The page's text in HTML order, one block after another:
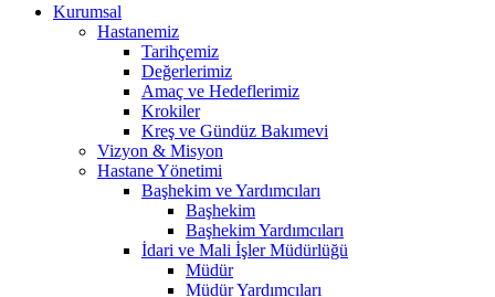
Kurumsal
Hastanemiz
Tarihçemiz
Değerlerimiz
Amaç ve Hedeflerimiz
Krokiler
Kreş ve Gündüz Bakımevi
Vizyon & Misyon
Hastane Yönetimi
Başhekim ve Yardımcıları
Başhekim
Başhekim Yardımcıları
İdari ve Mali İşler Müdürlüğü
Müdür
Müdür Yardımcıları